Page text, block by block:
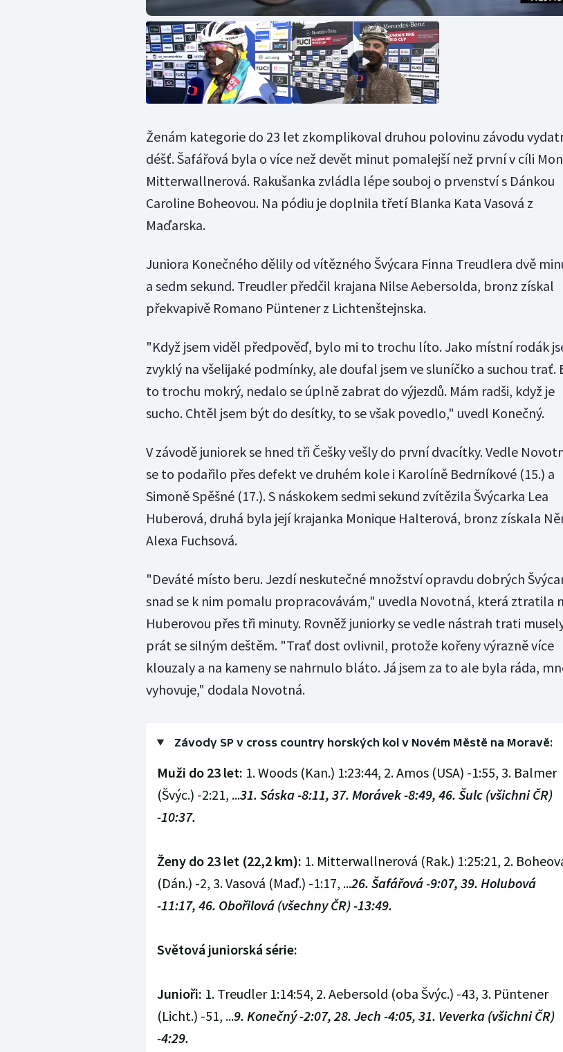
Ženám kategorie do 23 let zkomplikoval druhou polovinu závodu
déšť. Šafářová byla o více než devět minut pomalejší než první v cíli
Mitterwallnerová. Rakušanka zvládla lépe souboj o prvenství s Dánkou
Caroline Boheovou. Na pódiu je doplnila třetí Blanka Kata Vasová z
Maďarska.
Juniora Konečného dělily od vítězného Švýcara Finna Treudlera dvě
a sedm sekund. Treudler předčil krajana Nilse Aebersolda, bronz získal
překvapivě Romano Püntener z Lichtenštejnska.
"Když jsem viděl předpověď, bylo mi to trochu líto. Jako místní rodák
zvyklý na všelijaké podmínky, ale doufal jsem ve sluníčko a suchou trať.
to trochu mokrý, nedalo se úplně zabrat do výjezdů. Mám radši, když je
sucho. Chtěl jsem být do desítky, to se však povedlo," uvedl Konečný.
V závodě juniorek se hned tři Češky vešly do první dvacítky. Vedle
se to podařilo přes defekt ve druhém kole i Karolíně Bedrníkové (15.) a
Simoně Spěšné (17.). S náskokem sedmi sekund zvítězila Švýcarka Lea
Huberová, druhá byla její krajanka Monique Halterová, bronz získala
Alexa Fuchsová.
"Deváté místo beru. Jezdí neskutečné množství opravdu dobrých
snad se k nim pomalu propracovávám," uvedla Novotná, která ztratila
Huberovou přes tři minuty. Rovněž juniorky se vedle nástrah trati
prát se silným deštěm. "Trať dost ovlivnil, protože kořeny výrazně více
klouzaly a na kameny se nahrnulo bláto. Já jsem za to ale byla ráda,
vyhovuje," dodala Novotná.
Závody SP v cross country horských kol v Novém Městě na Moravě:
Muži do 23 let: 1. Woods (Kan.) 1:23:44, 2. Amos (USA) -1:55, 3. Balmer
(Švýc.) -2:21, ...31. Sáska -8:11, 37. Morávek -8:49, 46. Šulc (všichni ČR)
-10:37.
Ženy do 23 let (22,2 km): 1. Mitterwallnerová (Rak.) 1:25:21, 2.
(Dán.) -2, 3. Vasová (Maď.) -1:17, ...26. Šafářová -9:07, 39. Holubová
-11:17, 46. Obořilová (všechny ČR) -13:49.
Světová juniorská série:
Junioři: 1. Treudler 1:14:54, 2. Aebersold (oba Švýc.) -43, 3. Püntener
(Licht.) -51, ...9. Konečný -2:07, 28. Jech -4:05, 31. Veverka (všichni ČR)
-4:29.